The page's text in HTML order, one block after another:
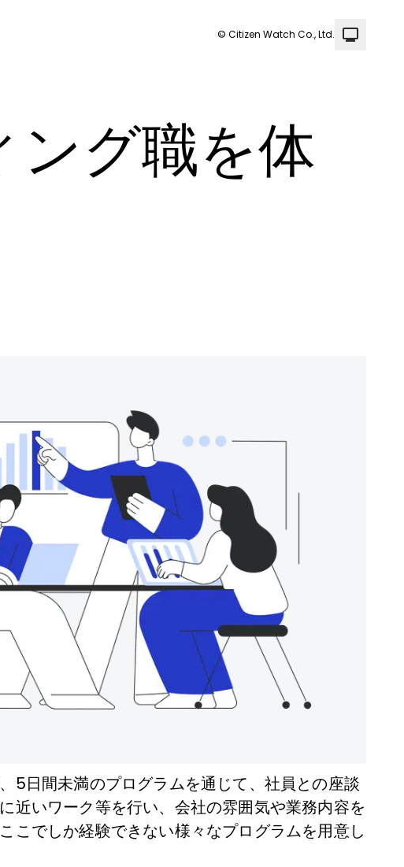
© Citizen Watch Co., Ltd.
ング職を体
5日間未満のプログラムを通じて、社員との座談
近いワーク等を行い、会社の雰囲気や業務内容を
こでしか経験できない様々なプログラムを用意し